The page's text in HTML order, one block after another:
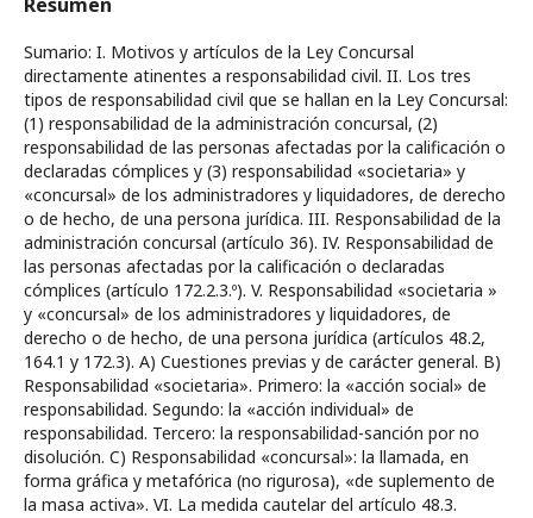
Resumen
Sumario: I. Motivos y artículos de la Ley Concursal
directamente atinentes a responsabilidad civil. II. Los tres
tipos de responsabilidad civil que se hallan en la Ley Concursal:
(1) responsabilidad de la administración concursal, (2)
responsabilidad de las personas afectadas por la calificación o
declaradas cómplices y (3) responsabilidad «societaria» y
«concursal» de los administradores y liquidadores, de derecho
o de hecho, de una persona jurídica. III. Responsabilidad de la
administración concursal (artículo 36). IV. Responsabilidad de
las personas afectadas por la calificación o declaradas
cómplices (artículo 172.2.3.º). V. Responsabilidad «societaria »
y «concursal» de los administradores y liquidadores, de
derecho o de hecho, de una persona jurídica (artículos 48.2,
164.1 y 172.3). A) Cuestiones previas y de carácter general. B)
Responsabilidad «societaria». Primero: la «acción social» de
responsabilidad. Segundo: la «acción individual» de
responsabilidad. Tercero: la responsabilidad-sanción por no
disolución. C) Responsabilidad «concursal»: la llamada, en
forma gráfica y metafórica (no rigurosa), «de suplemento de
la masa activa». VI. La medida cautelar del artículo 48.3.